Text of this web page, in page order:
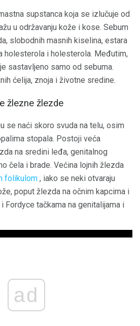
supstanca koja se izlučuje od
u održavanju kože i kose. Sebum
slobodnih masnih kiselina, estara
holesterola i holesterola. Međutim,
sastavljeno samo od sebuma.
ćelija, znoja i životne sredine.
žlezne žlezde
se naći skoro svuda na telu, osim
stopala. Postoji veća
na sredini leđa, genitalnog
čela i brade. Većina lojnih žlezda
folikulom , iako se neki otvaraju
poput žlezda na očnim kapcima i
Fordyce tačkama na genitalijama i
ad